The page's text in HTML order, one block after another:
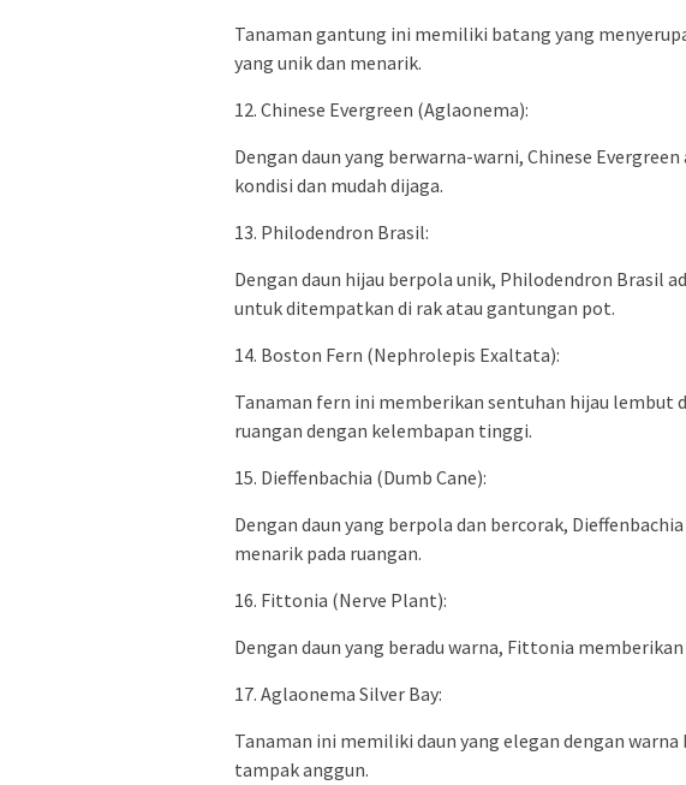
Tanaman gantung ini memiliki batang yang
yang unik dan menarik.
12. Chinese Evergreen (Aglaonema):
Dengan daun yang berwarna-warni, Chinese
kondisi dan mudah dijaga.
13. Philodendron Brasil:
Dengan daun hijau berpola unik, Philodendron Brasil
untuk ditempatkan di rak atau gantungan pot.
14. Boston Fern (Nephrolepis Exaltata):
Tanaman fern ini memberikan sentuhan hijau lembut
ruangan dengan kelembapan tinggi.
15. Dieffenbachia (Dumb Cane):
Dengan daun yang berpola dan bercorak,
menarik pada ruangan.
16. Fittonia (Nerve Plant):
Dengan daun yang beradu warna, Fittonia
17. Aglaonema Silver Bay:
Tanaman ini memiliki daun yang elegan dengan
tampak anggun.